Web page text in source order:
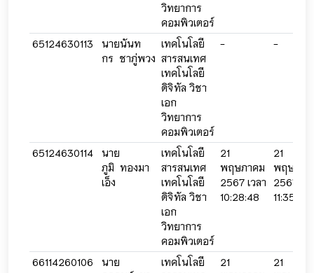
วิทยาการ
คอมพิวเตอร์
65124630113
นายนันท
กร ชาภู่พวง
เทคโนโลยี
สารสนเทศ
เทคโนโลยี
ดิจิทัล วิชา
เอก
วิทยาการ
คอมพิวเตอร์
- -
65124630114
นาย
ภูมิ ทองมา
เอ็ง
เทคโนโลยี
สารสนเทศ
เทคโนโลยี
ดิจิทัล วิชา
เอก
วิทยาการ
คอมพิวเตอร์
21
พฤษภาคม
2567 เวลา
10:28:48
21
พฤษภาค
2567 เว
11:35:58
66114260106
นาย
เทคโนโลยี
21
21